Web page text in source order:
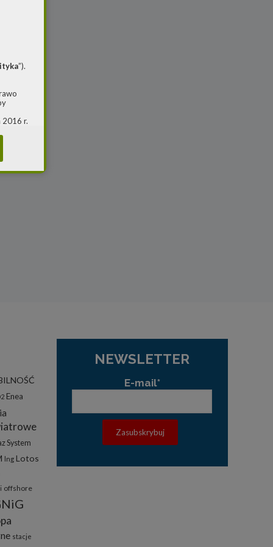
Enea
System
lng Lotos
offshore
stacje
NEWSLETTER
E-mail*
”).
2016 r.
jest
przy
w